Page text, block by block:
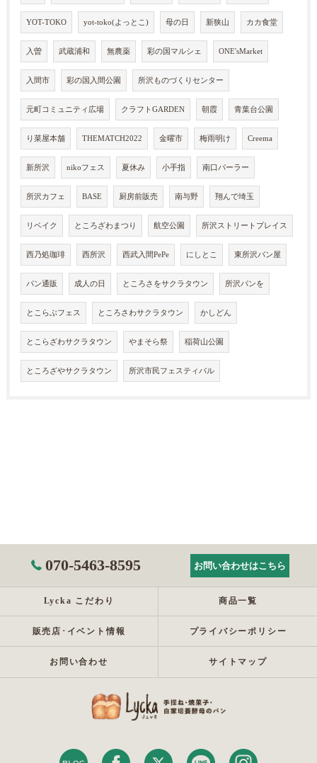
YOT-TOKO yot-toko(よっとこ) 母の日 新狭山 カカ食堂
入曽 武蔵浦和 無農薬 彩の国マルシェ ONE'sMarket
入間市 彩の国入間公園 所沢ものづくりセンター
元町コミュニティ広場 クラフトGARDEN 朝霞 青葉台公園
り菜屋本舗 THEMATCH2022 金曜市 梅雨明け Creema
新所沢 nikoフェス 夏休み 小手指 南口パーラー
所沢カフェ BASE 厨房前販売 南与野 翔んで埼玉
リベイク ところざわまつり 航空公園 所沢ストリートプレイス
西乃処珈琲 西所沢 西武入間PePe にしとこ 東所沢パン屋
パン通販 成人の日 ところさをサクラタウン 所沢パンを
とこらぶフェス ところさわサクラタウン かしどん
とこらざわサクラタウン やまそら祭 稲荷山公園
ところざやサクラタウン 所沢市民フェスティバル
070-5463-8595 お問い合わせはこちら
Lycka こだわり 商品一覧
販売店･イベント情報 プライバシーポリシー
お問い合わせ サイトマップ